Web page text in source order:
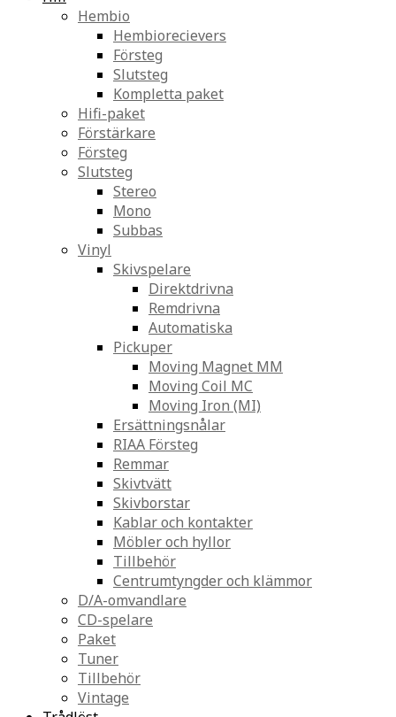
Hembio
Hembiorecievers
Försteg
Slutsteg
Kompletta paket
Hifi-paket
Förstärkare
Försteg
Slutsteg
Stereo
Mono
Subbas
Vinyl
Skivspelare
Direktdrivna
Remdrivna
Automatiska
Pickuper
Moving Magnet MM
Moving Coil MC
Moving Iron (MI)
Ersättningsnålar
RIAA Försteg
Remmar
Skivtvätt
Skivborstar
Kablar och kontakter
Möbler och hyllor
Tillbehör
Centrumtyngder och klämmor
D/A-omvandlare
CD-spelare
Paket
Tuner
Tillbehör
Vintage